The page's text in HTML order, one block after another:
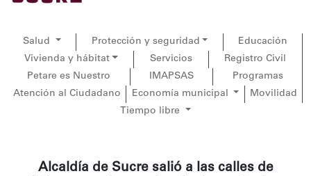
Salud Protección y seguridad
Educación
Vivienda y hábitat
Servicios
Registro Civil
Petare es Nuestro
IMAPSAS
Programas
Atención al Ciudadano
Economía municipal
Movilidad
Tiempo libre
Alcaldía de Sucre salió a las calles de